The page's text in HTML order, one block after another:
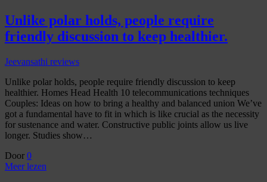
Unlike polar holds, people require
friendly discussion to keep healthier.
Jeevansathi reviews
Unlike polar holds, people require friendly discussion to keep
healthier. Homes Head Health 10 telecommunications techniques
Couples: Ideas on how to bring a healthy and balanced union We’ve
got a fundamental have to fit in which is like crucial as the necessity
for sustenance and water. Constructive public joints allow us live
longer. Studies show…
Door 0
Meer lezen